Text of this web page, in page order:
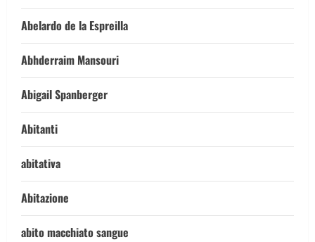
Abelardo de la Espreilla
Abhderraim Mansouri
Abigail Spanberger
Abitanti
abitativa
Abitazione
abito macchiato sangue